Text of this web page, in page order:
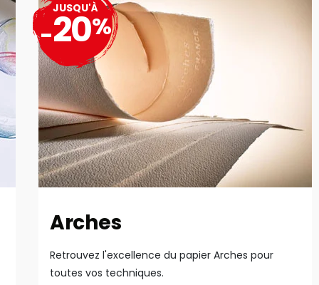
Arches
Retrouvez l'excellence du papier Arches pour
toutes vos techniques.
JUSQU'À
-20%